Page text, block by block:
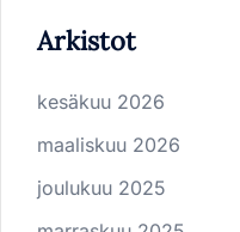
Arkistot
kesäkuu 2026
maaliskuu 2026
joulukuu 2025